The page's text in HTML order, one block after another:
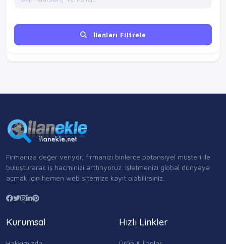
İlanları Filtrele
Firmanıza değer veriyor, firmanızı binlerce potansiyel müşteri ile
buluşturarak iş hacminizi arttırıyoruz. İşletmenizi global dünyaya
açmak için hemen web sitemize kayıt olabilirsiniz.
Kurumsal Hızlı Linkler